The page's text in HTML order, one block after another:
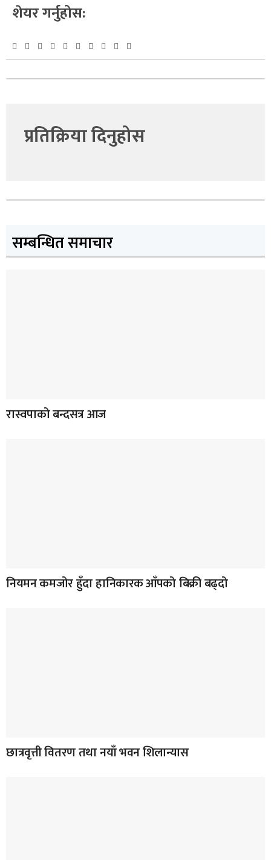
शेयर गर्नुहोस:
प्रतिक्रिया दिनुहोस
सम्बन्धित समाचार
रास्वपाको बन्दसत्र आज
नियमन कमजोर हुँदा हानिकारक आँपको बिक्री बढ्दो
छात्रवृत्ती वितरण तथा नयाँ भवन शिलान्यास